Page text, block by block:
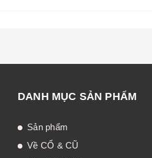
DANH MỤC SẢN PHẨM
Sản phẩm
Về CỔ & CŨ